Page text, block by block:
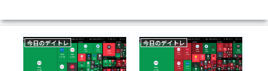
今日のデイトレ 今日のデイトレ